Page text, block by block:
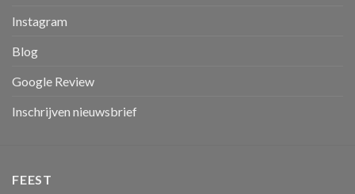
Instagram
Blog
Google Review
Inschrijven nieuwsbrief
FEEST